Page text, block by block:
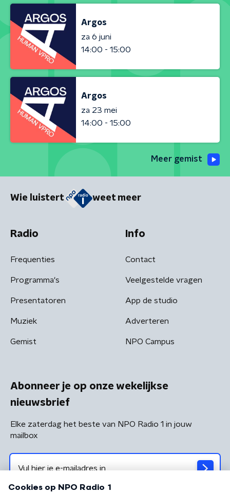
Argos
za 6 juni
14:00 - 15:00
Argos
za 23 mei
14:00 - 15:00
Meer gemist
Wie luistert weet meer
Radio
Frequenties
Programma's
Presentatoren
Muziek
Gemist
Info
Contact
Veelgestelde vragen
App de studio
Adverteren
NPO Campus
Abonneer je op onze wekelijkse
nieuwsbrief
Elke zaterdag het beste van NPO Radio 1 in jouw
mailbox